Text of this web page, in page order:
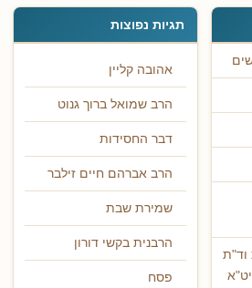
וד"ת
תגיות נפוצות
אהובה קליין
הרב שמואל ברוך גנוט
דבר החסידות
הרב אברהם חיים זילבר
שמירת שבת
הרבנית בקשי דורון
פסח